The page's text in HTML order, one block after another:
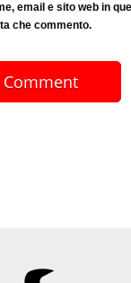
email e sito web in
che commento.